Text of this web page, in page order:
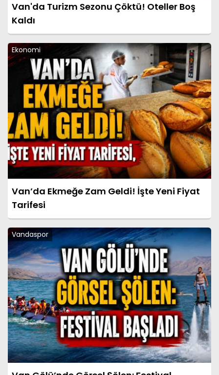
Van'da Turizm Sezonu Çöktü! Oteller Boş
Kaldı
Ekonomi
Van’da Ekmeğe Zam Geldi! İşte Yeni Fiyat
Tarifesi
Vandaspor